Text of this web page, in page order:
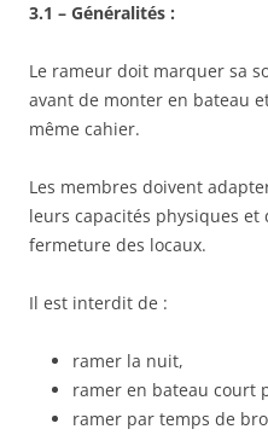
3.1 – Généralités :
Le rameur doit marquer sa
avant de monter en bateau
même cahier.
Les membres doivent
leurs capacités physiques et
fermeture des locaux.
Il est interdit de :
ramer la nuit,
ramer en bateau court
ramer par temps de